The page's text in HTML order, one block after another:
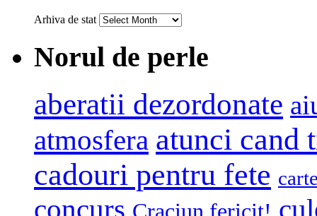
Arhiva de stat
Norul de perle
aberatii dezordonate
atmosfera atunci cand
cadouri pentru fete
concurs